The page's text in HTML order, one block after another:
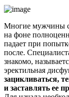
Многие мужчины
на фоне
падает при
после.
знакомо,
эректильная
зацикливаться,
и заставлять ее